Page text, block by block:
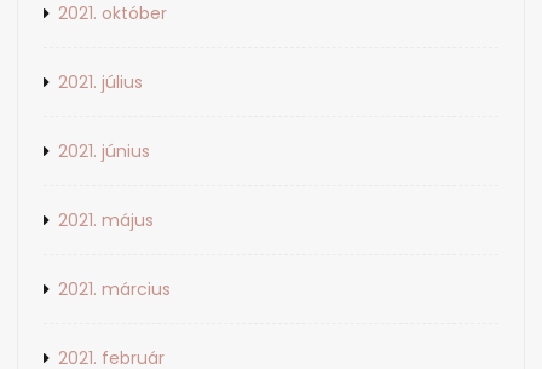
2021. október
2021. július
2021. június
2021. május
2021. március
2021. február